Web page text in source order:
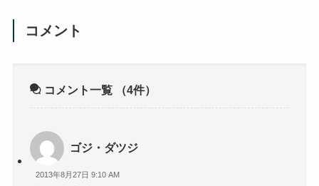
コメント
コメント一覧 （4件）
ゴジ・ダツジ
2013年8月27日 9:10 AM